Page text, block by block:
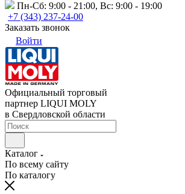
Пн-Сб: 9:00 - 21:00, Вс: 9:00 - 19:00
+7 (343) 237-24-00
Заказать звонок
Войти
Официальный торговый
партнер LIQUI MOLY
в Свердловской области
Каталог
По всему сайту
По каталогу